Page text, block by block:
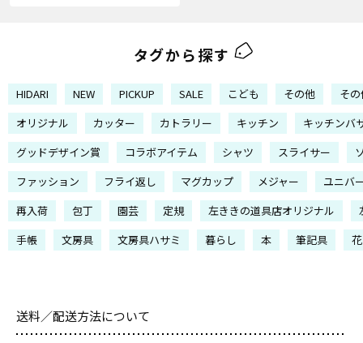
タグから探す
HIDARI NEW PICKUP SALE こども その他
そ
オリジナル
カッター カトラリー キッチン
キッチンバ
グッドデザイン賞
コラボアイテム シャツ スライサー
ファッション
フライ返し マグカップ メジャー
ユニバ
再入荷
包丁 園芸 定規 左ききの道具店オリジナル
手帳
文房具 文房具ハサミ 暮らし 本 筆記具
送料／配送方法について